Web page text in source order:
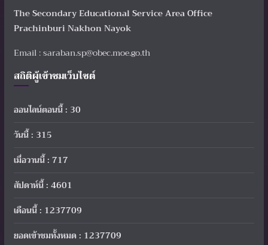
The Secondary Educational Service Area Office
Prachinburi Nakhon Nayok
Email : saraban.sp@obec.moe.go.th
สถิติผู้เข้าชมเว็บไซต์
ออนไลน์ตอนนี้ : 30
วันนี้ : 315
เมื่อวานนี้ : 717
สัปดาห์นี้ : 4601
เดือนนี้ : 1237709
ยอดเข้าชมทั้งหมด : 1237709